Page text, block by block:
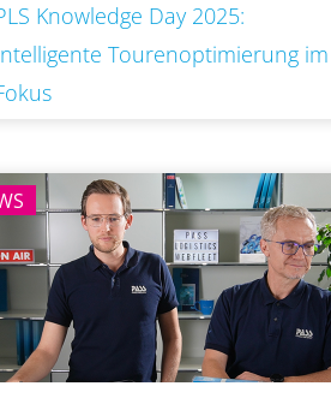
Knowledge Day 2025:
Tourenoptimierung im